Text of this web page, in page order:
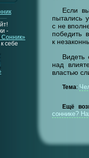
-
Сонник»
себе
Если
пытались
с не
победить
к
Видеть
над
властью
Тема:
Ещё
соннике?